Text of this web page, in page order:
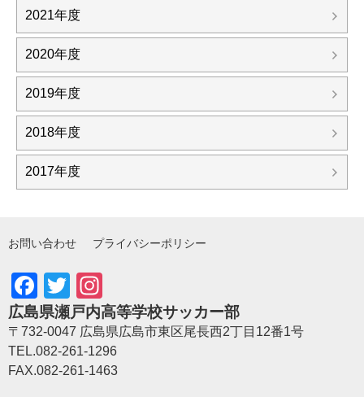
2021年度
2020年度
2019年度
2018年度
2017年度
お問い合わせ プライバシーポリシー
Facebook
Twitter
広島県瀬戸内高等学校サッカー部
〒732-0047 広島県広島市東区尾長西2丁目12番1号
TEL.082-261-1296
FAX.082-261-1463